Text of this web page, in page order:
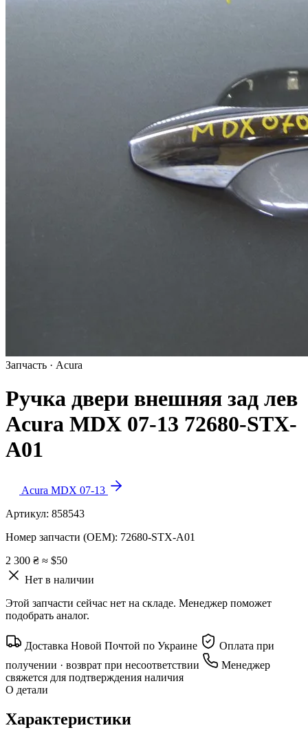
Запчасть · Acura
Ручка двери внешняя зад лев
Acura MDX 07-13 72680-STX-
A01
Acura MDX 07-13
Артикул: 858543
Номер запчасти (OEM): 72680-STX-A01
2 300 ₴ ≈ $50
Нет в наличии
Этой запчасти сейчас нет на складе. Менеджер поможет
подобрать аналог.
Доставка Новой Почтой по Украине
Оплата при
получении · возврат при несоответствии
Менеджер
свяжется для подтверждения наличия
О детали
Характеристики